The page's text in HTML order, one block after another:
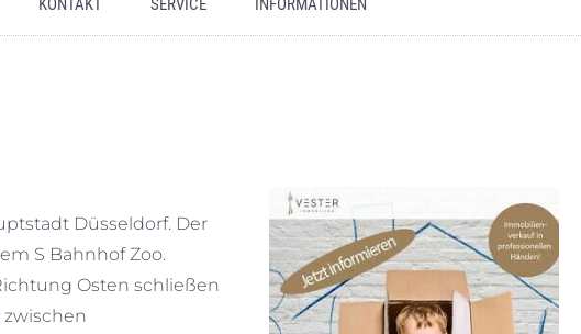
KONTAKT SERVICE INFORMATIONEN
Düsseldorf. Der
S Bahnhof Zoo.
Osten schließen
zwischen